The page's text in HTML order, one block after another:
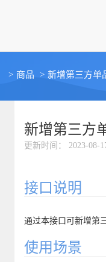
> 商品 > 新增第三方单
新增第三方
更新时间 ： 2023-08-
接口说明
通过本接口可新增第
使用场景